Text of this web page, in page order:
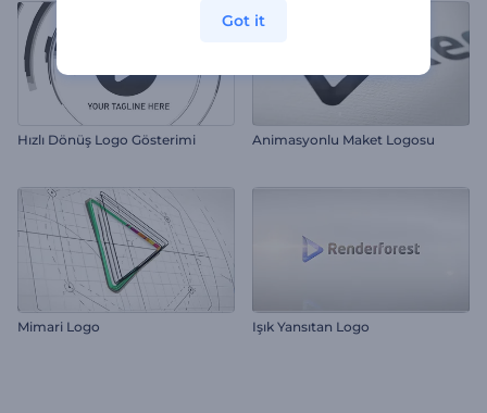
Hızlı Dönüş Logo Gösterimi Animasyonlu Maket Logosu
Mimari Logo Işık Yansıtan Logo
Got it